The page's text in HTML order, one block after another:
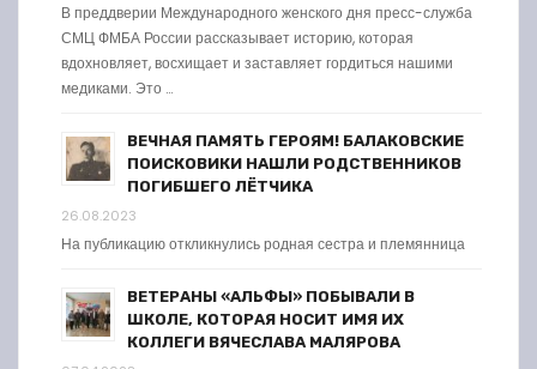
В преддверии Международного женского дня пресс-служба
СМЦ ФМБА России рассказывает историю, которая
вдохновляет, восхищает и заставляет гордиться нашими
медиками. Это …
ВЕЧНАЯ ПАМЯТЬ ГЕРОЯМ! БАЛАКОВСКИЕ
ПОИСКОВИКИ НАШЛИ РОДСТВЕННИКОВ
ПОГИБШЕГО ЛЁТЧИКА
26.08.2023
На публикацию откликнулись родная сестра и племянница
ВЕТЕРАНЫ «АЛЬФЫ» ПОБЫВАЛИ В
ШКОЛЕ, КОТОРАЯ НОСИТ ИМЯ ИХ
КОЛЛЕГИ ВЯЧЕСЛАВА МАЛЯРОВА